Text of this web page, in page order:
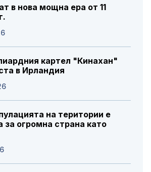
в нова мощна ера от 11
картел "Кинахан"
в Ирландия
на територии е
за огромна страна като